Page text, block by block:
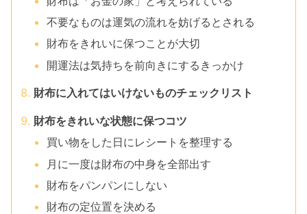
不要なものは運気の流れを妨げるとされる
財布をきれいに保つことが大切
開運法は気持ちを前向きにするきっかけ
財布に入れてはいけないものチェックリスト
財布をきれいな状態に保つコツ
買い物をした日にレシートを整理する
月に一度は財布の中身を全部出す
財布をパンパンにしない
財布の定位置を決める